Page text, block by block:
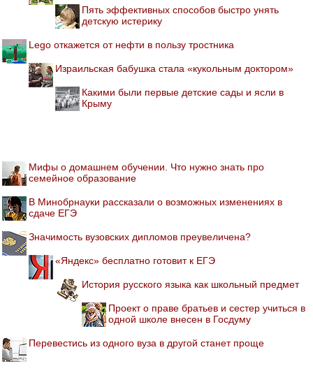
Пять эффективных способов быстро унять
детскую истерику
Lego откажется от нефти в пользу тростника
Израильская бабушка стала «кукольным доктором»
Какими были первые детские сады и ясли в
Крыму
Мифы о домашнем обучении. Что нужно знать про
семейное образование
В Минобрнауки рассказали о возможных изменениях в
сдаче ЕГЭ
Значимость вузовских дипломов преувеличена?
«Яндекс» бесплатно готовит к ЕГЭ
История русского языка как школьный предмет
Проект о праве братьев и сестер учиться в
одной школе внесен в Госдуму
Перевестись из одного вуза в другой станет проще